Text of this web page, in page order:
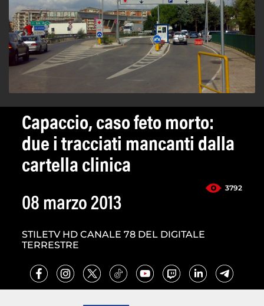
Capaccio, caso feto morto:
due i tracciati mancanti dalla
cartella clinica
3792
08 marzo 2013
STILETV HD CANALE 78 DEL DIGITALE
TERRESTRE